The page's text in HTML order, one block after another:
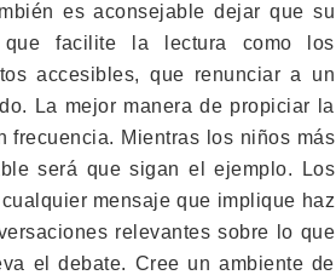
es aconsejable dejar que su
facilite la lectura como los
accesibles, que renunciar a un
La mejor manera de propiciar la
frecuencia. Mientras los niños más
será que sigan el ejemplo. Los
mensaje que implique haz
relevantes sobre lo que
el debate. Cree un ambiente de